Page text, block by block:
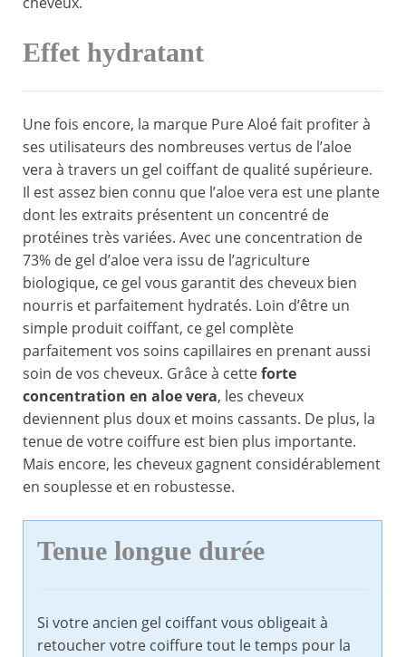
Effet hydratant
Une fois encore, la marque Pure Aloé fait profiter à
ses utilisateurs des nombreuses vertus de l’aloe
vera à travers un gel coiffant de qualité supérieure.
Il est assez bien connu que l’aloe vera est une plante
dont les extraits présentent un concentré de
protéines très variées. Avec une concentration de
73% de gel d’aloe vera issu de l’agriculture
biologique, ce gel vous garantit des cheveux bien
nourris et parfaitement hydratés. Loin d’être un
simple produit coiffant, ce gel complète
parfaitement vos soins capillaires en prenant aussi
soin de vos cheveux. Grâce à cetteforte
concentration en aloe vera, les cheveux
deviennent plus doux et moins cassants. De plus, la
tenue de votre coiffure est bien plus importante.
Mais encore, les cheveux gagnent considérablement
en souplesse et en robustesse.
Tenue longue durée
Si votre ancien gel coiffant vous obligeait à
retoucher votre coiffure tout le temps pour la